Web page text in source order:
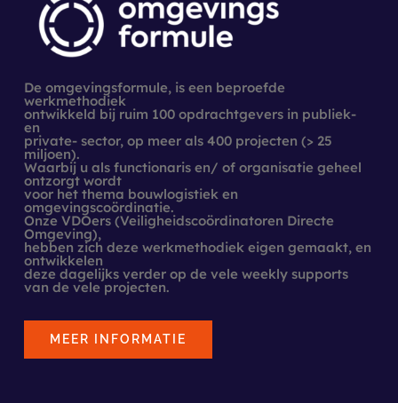
De omgevingsformule, is een beproefde
werkmethodiek
ontwikkeld bij ruim 100 opdrachtgevers in publiek-
en
private- sector, op meer als 400 projecten (> 25
miljoen).
Waarbij u als functionaris en/ of organisatie geheel
ontzorgt wordt
voor het thema bouwlogistiek en
omgevingscoördinatie.
Onze VDOers (Veiligheidscoördinatoren Directe
Omgeving),
hebben zich deze werkmethodiek eigen gemaakt, en
ontwikkelen
deze dagelijks verder op de vele weekly supports
van de vele projecten.
MEER INFORMATIE